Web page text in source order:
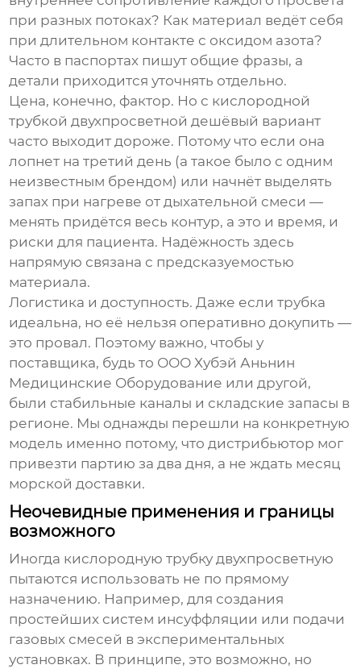
при разных потоках? Как материал ведёт себя
при длительном контакте с оксидом азота?
Часто в паспортах пишут общие фразы, а
детали приходится уточнять отдельно.
Цена, конечно, фактор. Но с кислородной
трубкой двухпросветной дешёвый вариант
часто выходит дороже. Потому что если она
лопнет на третий день (а такое было с одним
неизвестным брендом) или начнёт выделять
запах при нагреве от дыхательной смеси —
менять придётся весь контур, а это и время, и
риски для пациента. Надёжность здесь
напрямую связана с предсказуемостью
материала.
Логистика и доступность. Даже если трубка
идеальна, но её нельзя оперативно докупить —
это провал. Поэтому важно, чтобы у
поставщика, будь то ООО Хубэй Аньнин
Медицинские Оборудование или другой,
были стабильные каналы и складские запасы в
регионе. Мы однажды перешли на конкретную
модель именно потому, что дистрибьютор мог
привезти партию за два дня, а не ждать месяц
морской доставки.
Неочевидные применения и границы
возможного
Иногда кислородную трубку двухпросветную
пытаются использовать не по прямому
назначению. Например, для создания
простейших систем инсуффляции или подачи
газовых смесей в экспериментальных
установках. В принципе, это возможно, но